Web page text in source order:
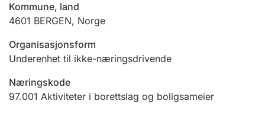
Ektepaktveileder
Offentlig sektor
Andre tema
Kommune, land
4601 BERGEN, Norge
Organisasjonsform
Underenhet til ikke-næringsdrivende
Næringskode
97.001 Aktiviteter i borettslag og boligsameier